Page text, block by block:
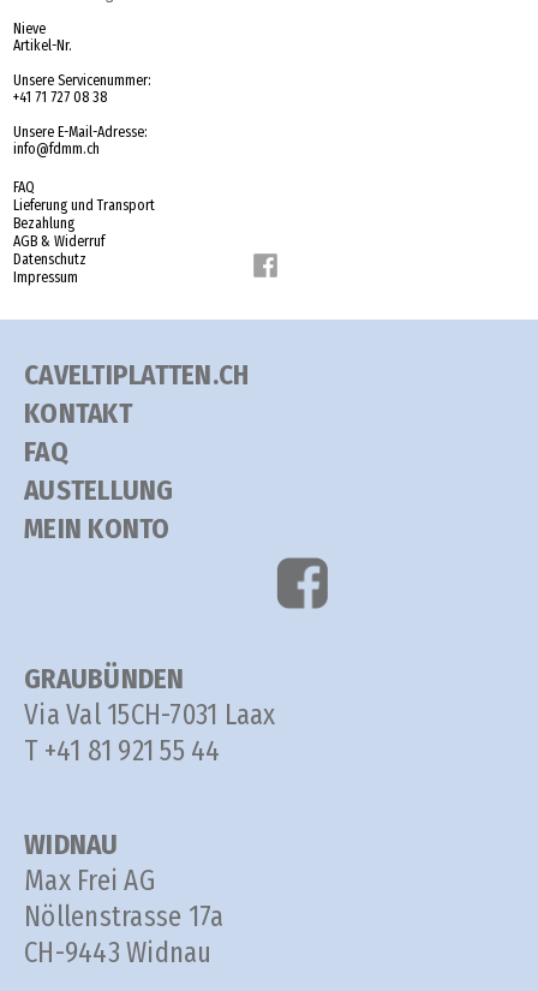
Nieve
Artikel-Nr.
Unsere Servicenummer:
+41 71 727 08 38
Unsere E-Mail-Adresse:
info@fdmm.ch
FAQ
Lieferung und Transport
Bezahlung
AGB & Widerruf
Datenschutz
Impressum
CAVELTIPLATTEN.CH
KONTAKT
FAQ
AUSTELLUNG
MEIN KONTO
GRAUBÜNDEN
Via Val 15CH-7031 Laax
T +41 81 921 55 44
WIDNAU
Max Frei AG
Nöllenstrasse 17a
CH-9443 Widnau